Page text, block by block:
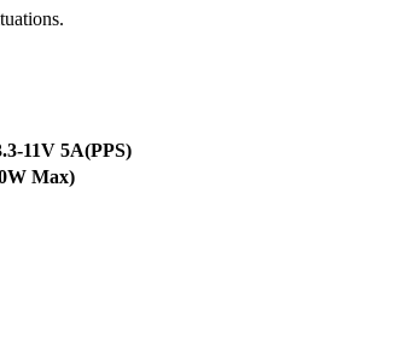
11V 5A(PPS)
Max)